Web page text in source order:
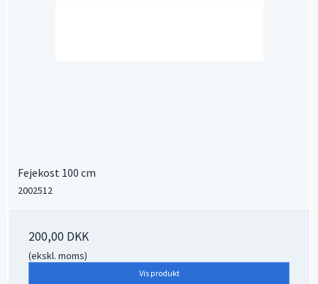
Fejekost 100 cm
2002512
200,00 DKK
(ekskl. moms)
Vis produkt